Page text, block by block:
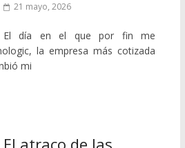
21 mayo, 2026
El día en el que por fin me
la empresa más cotizada
mi